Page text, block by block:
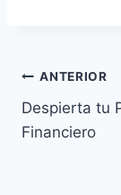
de
ANTERIOR
Despierta tu
Financiero